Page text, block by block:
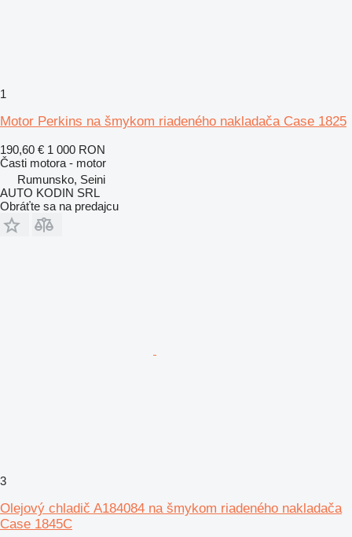
1
Motor Perkins na šmykom riadeného nakladača Case 1825
190,60 € 1 000 RON
Časti motora - motor
Rumunsko, Seini
AUTO KODIN SRL
Obráťte sa na predajcu
3
Olejový chladič A184084 na šmykom riadeného nakladača
Case 1845C